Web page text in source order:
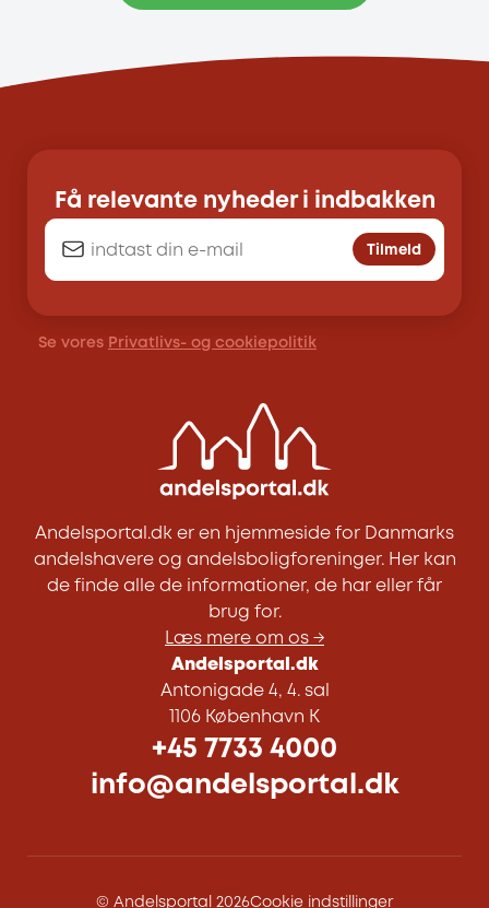
Få relevante nyheder i indbakken
Tilmeld
Se vores Privatlivs- og cookiepolitik
Andelsportal.dk er en hjemmeside for Danmarks
andelshavere og andelsboligforeninger. Her kan
de finde alle de informationer, de har eller får
brug for.
Læs mere om os →
Andelsportal.dk
Antonigade 4, 4. sal
1106 København K
+45 7733 4000
info@andelsportal.dk
© Andelsportal 2026Cookie indstillinger